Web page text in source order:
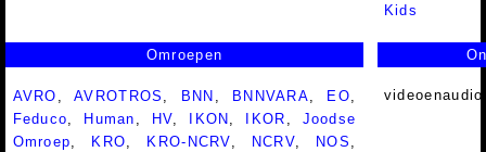
Kids
Omroepen
AVRO ,AVROTROS , BNN , BNNVARA, EO,
Feduco, Human , HV, IKON , IKOR , Joodse
Omroep, KRO, KRO-NCRV, NCRV, NOS ,